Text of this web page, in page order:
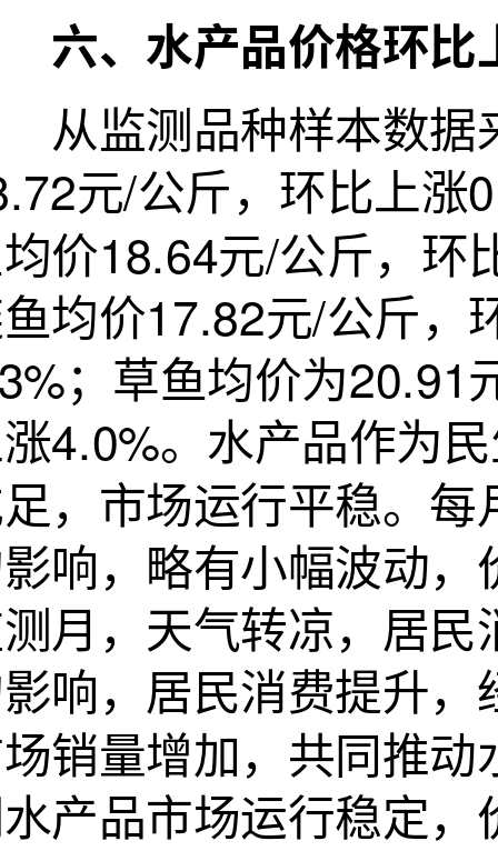
水产品价格环比
测品种样本数据来
元/公斤，环比上涨
价18.64元/公斤，环
均价17.82元/公斤，
；草鱼均价为20.91
4.0%。水产品作为
，市场运行平稳。
响，略有小幅波动
月，天气转凉，居
响，居民消费提升
销量增加，共同推
产品市场运行稳定